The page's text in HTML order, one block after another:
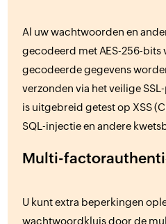
Al uw wachtwoorden en
gecodeerd met AES-256-bits
gecodeerde gegevens
verzonden via het veilige
is uitgebreid getest op XSS
SQL-injectie en andere
Multi-
U kunt extra beperkingen
wachtwoordkluis door de